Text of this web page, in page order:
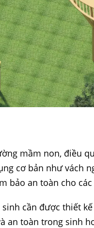
mầm non, điều
cơ bản như vách
bảo an toàn cho
cần được thiết
an toàn trong sinh